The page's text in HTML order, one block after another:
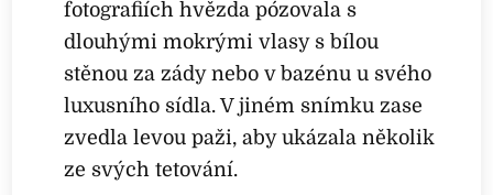
fotografiích hvězda pózovala s
dlouhými mokrými vlasy s bílou
stěnou za zády nebo v bazénu u svého
luxusního sídla. V jiném snímku zase
zvedla levou paži, aby ukázala několik
ze svých tetování.